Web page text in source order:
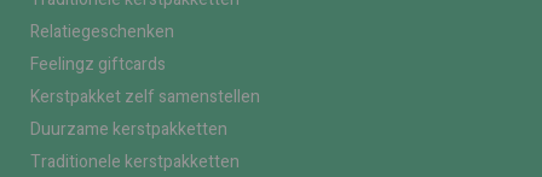
Relatiegeschenken
Feelingz giftcards
Kerstpakket zelf samenstellen
Duurzame kerstpakketten
Traditionele kerstpakketten